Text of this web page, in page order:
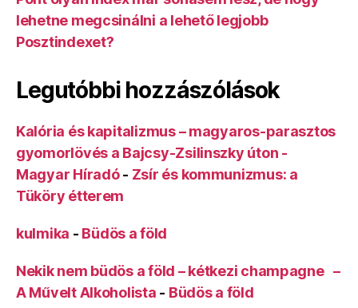
lehetne megcsinálni a lehető legjobb
Posztindexet?
Legutóbbi hozzászólások
Kalória és kapitalizmus – magyaros-parasztos
gyomorlövés a Bajcsy-Zsilinszky úton -
Magyar Híradó- Zsír és kommunizmus: a
Tüköry étterem
kulmika - Büdös a föld
Nekik nem büdös a föld – kétkezi champagne –
A Művelt Alkoholista - Büdös a föld